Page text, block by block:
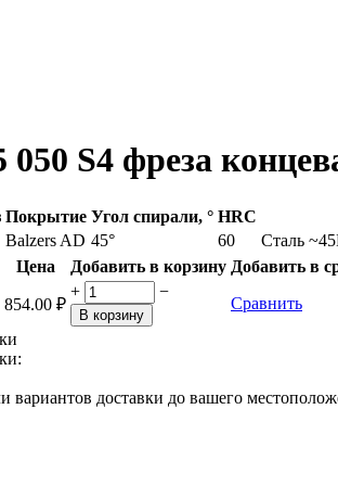
050 S4 фреза
Покрытие Угол спирали, ° HRC
Balzers AD 45° 60
Сталь
Цена Добавить в корзину Добавить в
854.00 ₽
+ −
В корзину
Сравнить
доставки до вашего